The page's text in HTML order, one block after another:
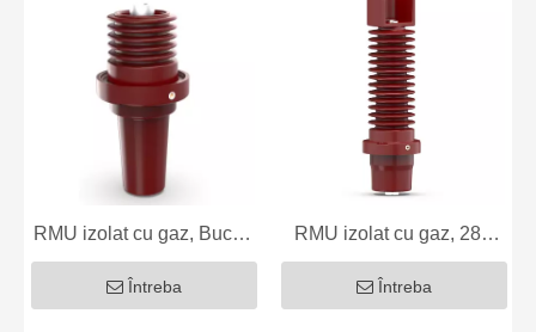
RMU izolat cu gaz, Bucșă
epoxidică ZS202, 35kV
630/1250A
Întreba
RMU izolat cu gaz, 289
Bucșă epoxidice, 24kV
630/1250A
Întreba